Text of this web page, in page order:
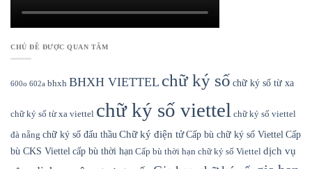
CHỦ ĐỀ ĐƯỢC QUAN TÂM
600o 602a bhxh BHXH VIETTEL chữ ký số chữ ký số từ xa
chữ ký số từ xa viettel chữ ký số viettel chữ ký số viettel
đà nẵng chữ ký số đấu thầu Chữ ký điện tửCấp bù chữ ký số Viettel Cấp
bù CKS Viettel cấp bù thời hạn Cấp bù thời hạn chữ ký số Viettel dịch vụ